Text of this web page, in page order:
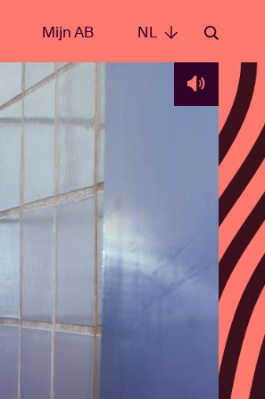
NL
Mijn AB NL